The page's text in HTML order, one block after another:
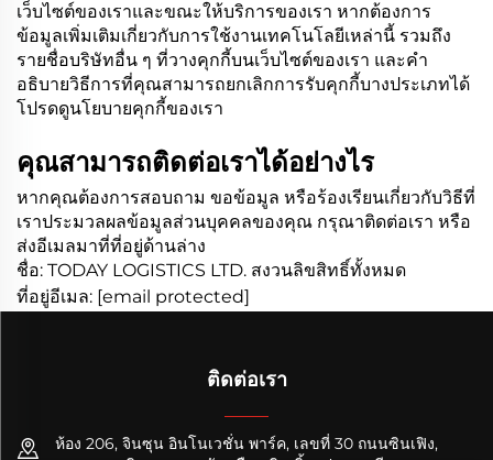
เว็บไซต์ของเราและขณะให้บริการของเรา หากต้องการ
ข้อมูลเพิ่มเติมเกี่ยวกับการใช้งานเทคโนโลยีเหล่านี้ รวมถึง
รายชื่อบริษัทอื่น ๆ ที่วางคุกกี้บนเว็บไซต์ของเรา และคำ
อธิบายวิธีการที่คุณสามารถยกเลิกการรับคุกกี้บางประเภทได้
โปรดดูนโยบายคุกกี้ของเรา
คุณสามารถติดต่อเราได้อย่างไร
หากคุณต้องการสอบถาม ขอข้อมูล หรือร้องเรียนเกี่ยวกับวิธีที่
เราประมวลผลข้อมูลส่วนบุคคลของคุณ กรุณาติดต่อเรา หรือ
ส่งอีเมลมาที่ที่อยู่ด้านล่าง
ชื่อ: TODAY LOGISTICS LTD. สงวนลิขสิทธิ์ทั้งหมด
ที่อยู่อีเมล: [email protected]
ติดต่อเรา
ห้อง 206, จินซุน อินโนเวชั่น พาร์ค, เลขที่ 30 ถนนซินเฟิง,